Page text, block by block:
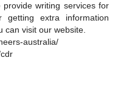
writing services for
getting extra information
can visit our website.
australia/